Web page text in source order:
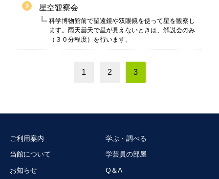
星空観察会
科学博物館前で望遠鏡や双眼鏡を使って星を観察し
ます。雨天曇天で星が見えないときは、解説会のみ
（３０分程度）を行います。
1 2 3
ご利用案内
当館について
お知らせ
学ぶ・調べる
学芸員の部屋
Q＆A